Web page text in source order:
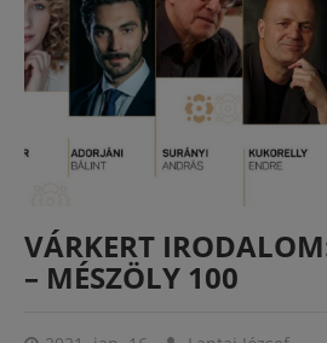
VÁRKERT
– MÉSZÖLY 100